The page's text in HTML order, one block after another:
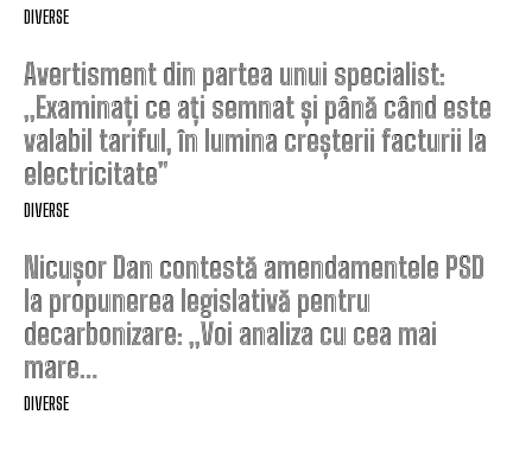
DIVERSE
Avertisment din partea unui specialist:
„Examinați ce ați semnat și până când este
valabil tariful, în lumina creșterii facturii la
electricitate”
DIVERSE
Nicușor Dan contestă amendamentele PSD
la propunerea legislativă pentru
decarbonizare: „Voi analiza cu cea mai
mare…
DIVERSE